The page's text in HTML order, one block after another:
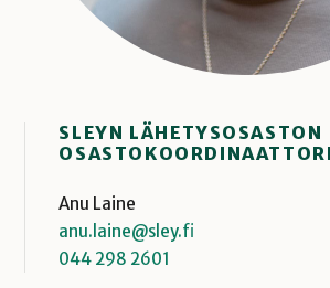
SLEYN LÄHETYSOSASTON
OSASTOKOORDINAATTORI
Anu Laine
anu.laine@sley.fi
044 298 2601